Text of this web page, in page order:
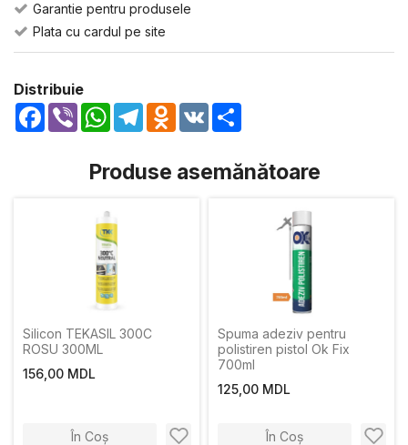
Garantie pentru produsele
Plata cu cardul pe site
Distribuie
Facebook
Viber WhatsApp
TelegramOdnoklassniki
VK
Produse asemănătoare
Silicon TEKASIL 300C
ROSU 300ML
156,00 MDL
În Coș
Spuma adeziv pentru
polistiren pistol Ok Fix
700ml
125,00 MDL
În Coș